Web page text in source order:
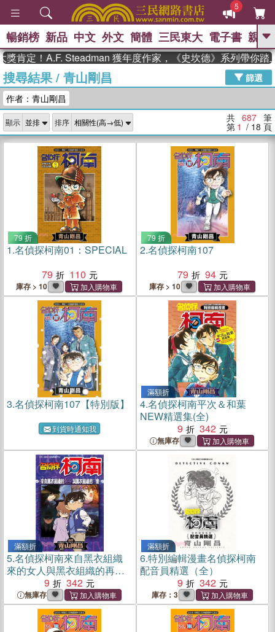
5
GO
高希均教授回憶錄
、 The Odyssey 、 父親節 、 如果歷
獎 臺灣漫遊錄 、 方念華 、 台灣的李
登輝時代
數學女孩：黎曼猜想 、
偉大的迷走神經
暢銷榜 新品 中文 外文 簡體 三民東大 電子書 親子
！A.F. Steadman 獲年度作家，《史坎德》系列帶你踏上熱血
搜尋結果/ 青山剛昌
篩選
作者：青山剛昌
顯示 排序 共 687 筆
第 1 / 18 頁
79 折
1.名偵探柯南01：SPECIAL
79
110
庫存 > 10
79 折
2.名偵探柯南107
79
94
庫存 > 10
3.名偵探柯南107【特別版】
到貨時通知我
滿額折
4.名偵探柯南平次＆和葉
NEW精選集(全)
9
342
無庫存
滿額折
5.名偵探柯南來自黑衣組織
來的女人與黑衣組織的再會
9 342
無庫存
滿額折
6.特別編輯漫畫名偵探柯南
配音員精選（全）
9
342
庫存：3